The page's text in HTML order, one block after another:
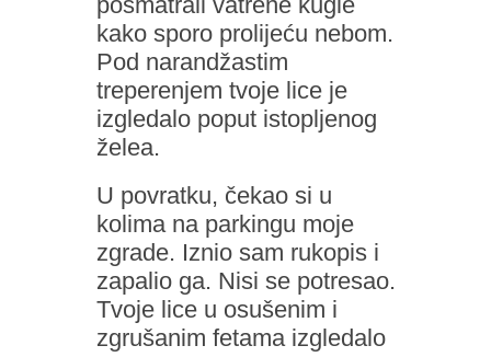
kako sporo prolijeću nebom.
Pod narandžastim
treperenjem tvoje lice je
izgledalo poput istopljenog
želea.
U povratku, čekao si u
kolima na parkingu moje
zgrade. Iznio sam rukopis i
zapalio ga. Nisi se potresao.
Tvoje lice u osušenim i
zgrušanim fetama izgledalo